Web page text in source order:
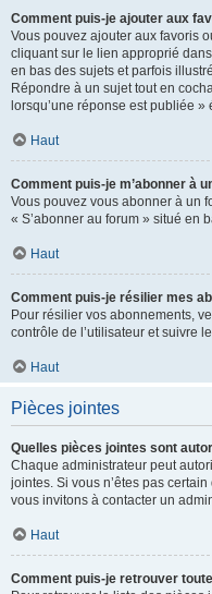
Comment puis-je ajouter aux
Vous pouvez ajouter aux favoris
cliquant sur le lien approprié
en bas des sujets et parfois
Répondre à un sujet tout en
lorsqu’une réponse est publiée
Haut
Comment puis-je m’abonner à
Vous pouvez vous abonner à un
« S’abonner au forum » situé en
Haut
Comment puis-je résilier mes
Pour résilier vos abonnements,
contrôle de l’utilisateur et suivre
Haut
Pièces jointes
Quelles pièces jointes sont
Chaque administrateur peut
jointes. Si vous n’êtes pas
vous invitons à contacter un
Haut
Comment puis-je retrouver